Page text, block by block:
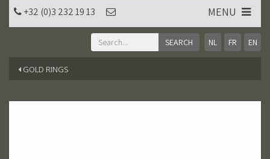
NL FR EN
+32 (0)3 232 19 13 MENU
GOLD RINGS